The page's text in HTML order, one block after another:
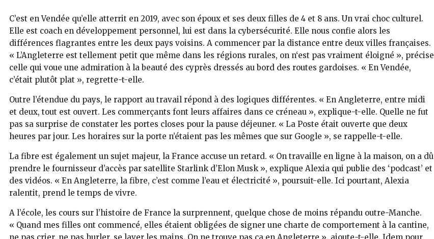
C’est en Vendée qu’elle atterrit en 2019, avec son époux et ses deux filles de 4 et 8 ans. Un vrai choc culturel.
Elle est coach en développement personnel, lui est dans la cybersécurité. Elle nous confie alors les
différences flagrantes entre les deux pays voisins. A commencer par la distance entre deux villes françaises.
« L’Angleterre est tellement petit que même dans les régions rurales, on n‘est pas vraiment éloigné », précise
celle qui voue une admiration à la beauté des cyprès dressés au bord des routes gardoises. « En Vendée,
c’était plutôt plat », regrette-t-elle.
Outre l’étendue du pays, le rapport au travail répond à des logiques différentes. « En Angleterre, entre midi
et deux, tout est ouvert. Les commerçants font leurs affaires dans ce créneau », explique-t-elle. Quelle ne fut
pas sa surprise de constater les portes closes pour la pause déjeuner. « La Poste était ouverte que deux
heures par jour. Les horaires sur la porte n’étaient pas les mêmes que sur Google », se rappelle-t-elle.
La fibre est également un sujet majeur, la France accuse un retard. « On travaille en ligne à la maison, on a dû
prendre le fournisseur d’accès par satellite Starlink d’Elon Musk », explique Alexia qui publie des ‘podcast’ et
des vidéos. « En Angleterre, la fibre, c’est comme l’eau et électricité », poursuit-elle. Ici pourtant, Alexia
ralentit, prend le temps de vivre.
A l’école, les cours sur l’histoire de France la surprennent, quelque chose de moins répandu outre-Manche.
« Quand mes filles ont commencé, elles étaient obligées de signer une charte de comportement à la cantine,